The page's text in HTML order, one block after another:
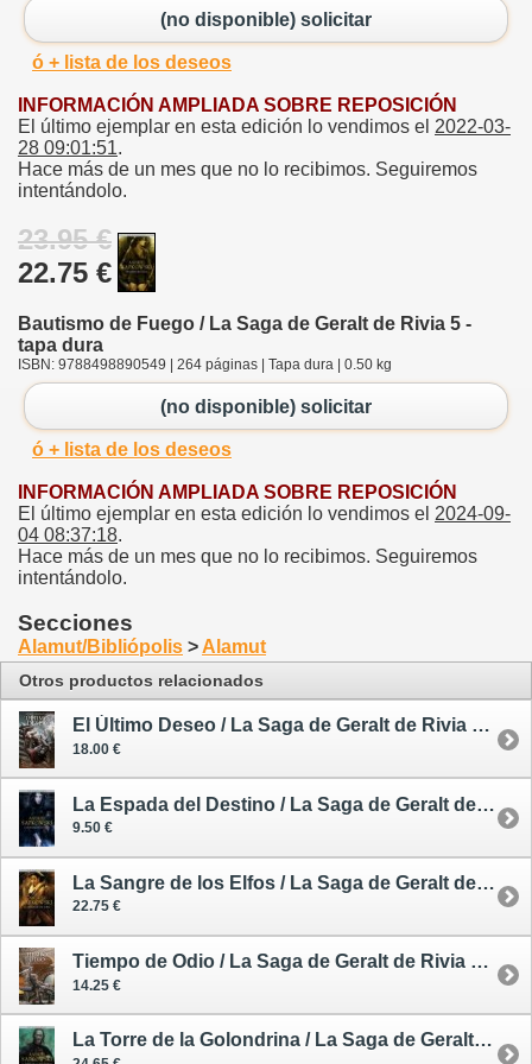
(no disponible) solicitar
ó + lista de los deseos
INFORMACIÓN AMPLIADA SOBRE REPOSICIÓN
El último ejemplar en esta edición lo vendimos el 2022-03-
28 09:01:51.
Hace más de un mes que no lo recibimos. Seguiremos
intentándolo.
23.95 €
22.75 €
Bautismo de Fuego / La Saga de Geralt de Rivia 5 -
tapa dura
ISBN: 9788498890549 | 264 páginas | Tapa dura | 0.50 kg
(no disponible) solicitar
ó + lista de los deseos
INFORMACIÓN AMPLIADA SOBRE REPOSICIÓN
El último ejemplar en esta edición lo vendimos el 2024-09-
04 08:37:18.
Hace más de un mes que no lo recibimos. Seguiremos
intentándolo.
Secciones
Alamut/Bibliópolis > Alamut
Otros productos relacionados
El Último Deseo / La Saga de Geralt de Rivia 1 - rústica - artifex
18.00 €
La Espada del Destino / La Saga de Geralt de Rivia 2 - tapa dura - oferta - segunda mano
9.50 €
La Sangre de los Elfos / La Saga de Geralt de Rivia 3 - tapa dura
22.75 €
Tiempo de Odio / La Saga de Geralt de Rivia 4 - rústica - artifex - oferta - segunda mano
14.25 €
La Torre de la Golondrina / La Saga de Geralt de Rivia 6 - tapa dura